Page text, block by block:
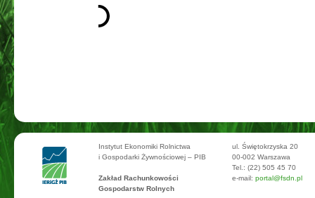
Instytut Ekonomiki Rolnictwa
i Gospodarki Żywnościowej – PIB
Zakład Rachunkowości
Gospodarstw Rolnych
ul. Świętokrzyska 20
00-002 Warszawa
Tel.: (22) 505 45 70
e-mail: portal@fsdn.pl